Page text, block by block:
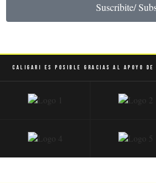
Suscribite/
Caligari es posible gracias al apoyo de